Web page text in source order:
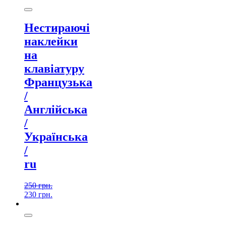
Нестираючі
наклейки
на
клавіатуру
Французька
/
Англійська
/
Українська
/
ru
250грн.
230 грн.